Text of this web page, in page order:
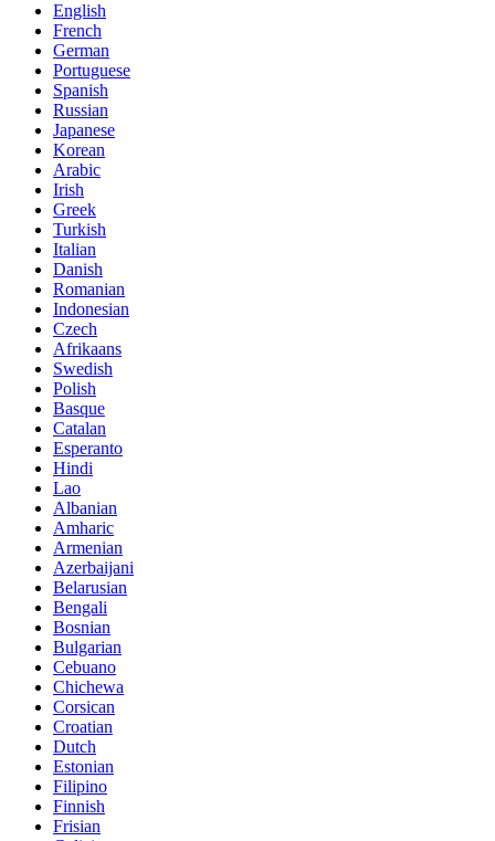
English
French
German
Portuguese
Spanish
Russian
Japanese
Korean
Arabic
Irish
Greek
Turkish
Italian
Danish
Romanian
Indonesian
Czech
Afrikaans
Swedish
Polish
Basque
Catalan
Esperanto
Hindi
Lao
Albanian
Amharic
Armenian
Azerbaijani
Belarusian
Bengali
Bosnian
Bulgarian
Cebuano
Chichewa
Corsican
Croatian
Dutch
Estonian
Filipino
Finnish
Frisian